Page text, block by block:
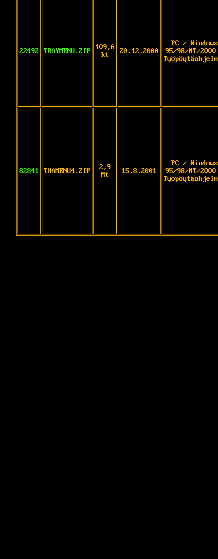
22492 TRAYMENU.ZIP
109,6
kt
20.12.2000
PC / Windows
95/98/NT/
82841 THAMENU4.ZIP
2,9
Mt
15.8.2001
PC / Windows
95/98/NT/